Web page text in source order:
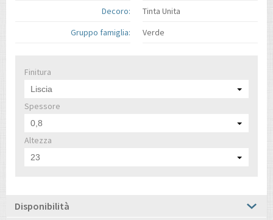
Decoro:
Gruppo famiglia:
Tinta Unita
Verde
Finitura
Liscia
Spessore
0,8
Altezza
23
Disponibilità